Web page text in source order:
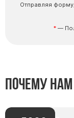
Отправляя
—
Почему